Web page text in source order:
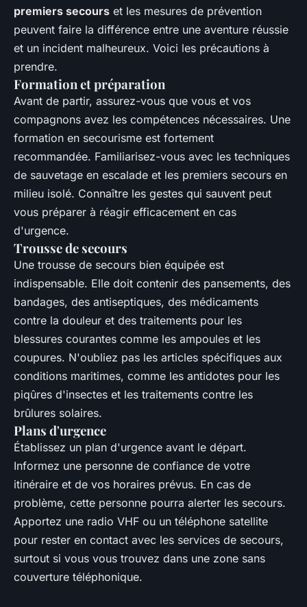
premiers secours et les mesures de prévention
peuvent faire la différence entre une aventure réussie
et un incident malheureux. Voici les précautions à
prendre.
Formation et préparation
Avant de partir, assurez-vous que vous et vos
compagnons avez les compétences nécessaires. Une
formation en secourisme est fortement
recommandée. Familiarisez-vous avec les techniques
de sauvetage en escalade et les premiers secours en
milieu isolé. Connaître les gestes qui sauvent peut
vous préparer à réagir efficacement en cas
d'urgence.
Trousse de secours
Une trousse de secours bien équipée est
indispensable. Elle doit contenir des pansements, des
bandages, des antiseptiques, des médicaments
contre la douleur et des traitements pour les
blessures courantes comme les ampoules et les
coupures. N'oubliez pas les articles spécifiques aux
conditions maritimes, comme les antidotes pour les
piqûres d'insectes et les traitements contre les
brûlures solaires.
Plans d'urgence
Établissez un plan d'urgence avant le départ.
Informez une personne de confiance de votre
itinéraire et de vos horaires prévus. En cas de
problème, cette personne pourra alerter les secours.
Apportez une radio VHF ou un téléphone satellite
pour rester en contact avec les services de secours,
surtout si vous vous trouvez dans une zone sans
couverture téléphonique.